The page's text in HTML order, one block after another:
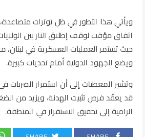
ويأتي هذا التطور في ظل توترات
اتفاق مؤقت لوقف إطلاق النار بين
حيث تستمر العمليات العسكرية في لبنان،
ويضع الجهود الدولية أمام تحديات كبيرة.
وتشير المعطيات إلى أن استمرار الضربات
قد يعقّد فرص تثبيت الهدنة، ويزيد من
الرامية إلى تحقيق الاستقرار في المنطقة.